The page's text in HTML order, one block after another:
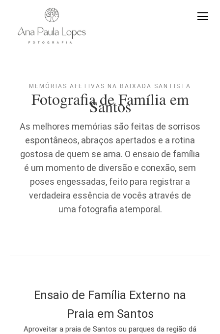
MEMÓRIAS AFETIVAS NA BAIXADA SANTISTA
Fotografia de Família em
Santos
As melhores memórias são feitas de sorrisos
espontâneos, abraços apertados e a rotina
gostosa de quem se ama. O ensaio de família
é um momento de diversão e conexão, sem
poses engessadas, feito para registrar a
verdadeira essência de vocês através de
uma fotografia atemporal.
Ensaio de Família Externo na
Praia em Santos
Aproveitar a praia de Santos ou parques da região dá